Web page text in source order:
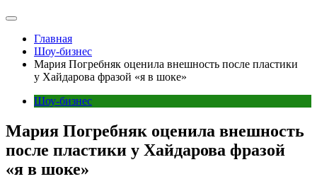
Главная
Шоу-бизнес
Мария Погребняк оценила внешность после пластики
у Хайдарова фразой «я в шоке»
Шоу-бизнес
Мария Погребняк оценила внешность
после пластики у Хайдарова фразой
«я в шоке»